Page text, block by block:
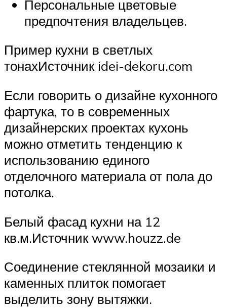
Персональные цветовые
предпочтения владельцев.
Пример кухни в светлых
тонахИсточник idei-dekoru.com
Если говорить о дизайне кухонного
фартука, то в современных
дизайнерских проектах кухонь
можно отметить тенденцию к
использованию единого
отделочного материала от пола до
потолка.
Белый фасад кухни на 12
кв.м.Источник www.houzz.de
Соединение стеклянной мозаики и
каменных плиток помогает
выделить зону вытяжки.